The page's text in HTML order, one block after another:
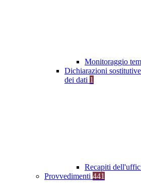
Monitoraggio
Dichiarazioni
dei dati 1
Recapiti
Provvedimenti 441